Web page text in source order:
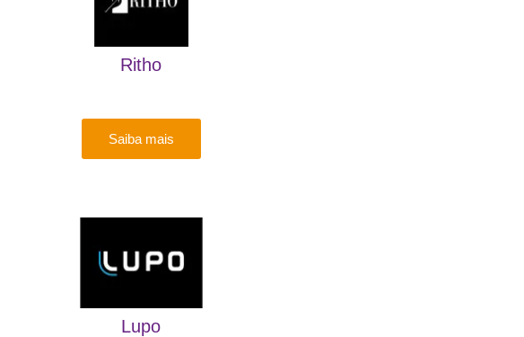
Ritho
Saiba mais
Lupo